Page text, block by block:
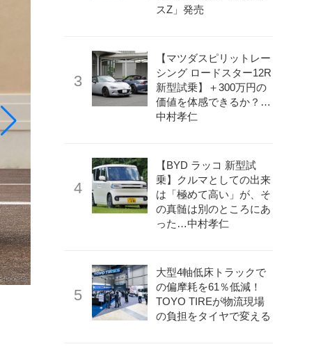
スZ」発売
【マツダスピリットレー
シング ロードスター12R
新型試乗】＋300万円の
価値を体感できるか？…
中村孝仁
【BYD ラッコ 新型試
乗】クルマとしての出来
は「極めて高い」が、そ
の真髄は別のところにあ
った…中村孝仁
大型4軸低床トラックで
の偏摩耗を61％低減！
TOYO TIREが物流現場
の負担をタイヤで変える